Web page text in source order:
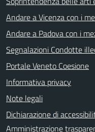
Andare a Vicenza con i
Andare a Padova con i
Segnalazioni Condotte
Portale Veneto Coesione
Informativa privacy
Note legali
Dichiarazione di
Amministrazione